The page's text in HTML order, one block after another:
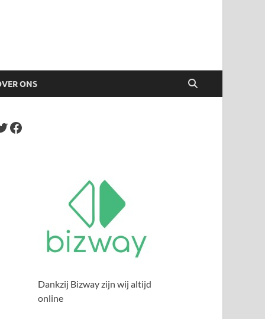
ONS
Dankzij Bizway zijn wij altijd
online